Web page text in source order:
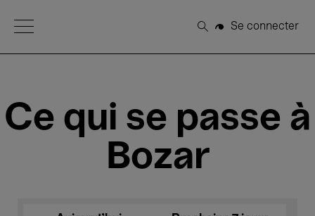
Open Menu
Rechercher
Se connecter
Ce qui se passe à
Bozar